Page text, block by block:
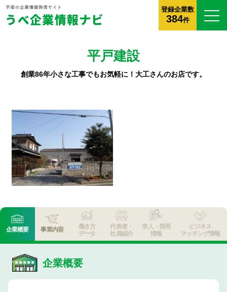
登録企業数
384件
平戸建設
創業86年小さな工事でもお気軽に！大工さんのお店です。
企業概要 事業内容
働き方
データ
代表者・
社員紹介
求人・採用
情報
ビジネス
マッチング情報
企業概要